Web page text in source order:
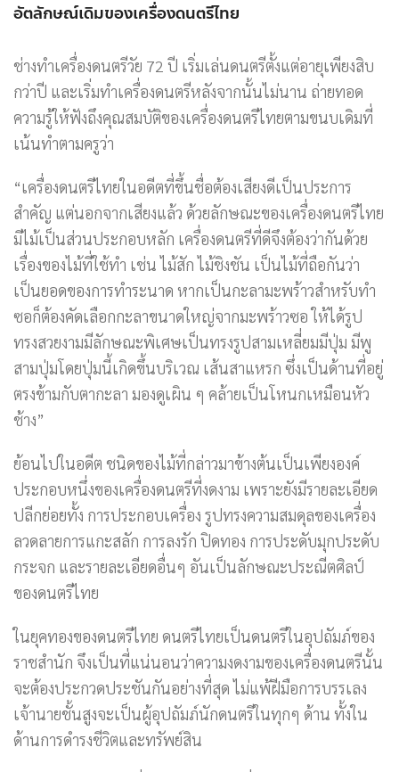
อัตลักษณ์เดิมของเครื่องดนตรีไทย
ช่างทำเครื่องดนตรีวัย 72 ปี เริ่มเล่นดนตรีตั้งแต่อายุเพียงสิบ
กว่าปี และเริ่มทำเครื่องดนตรีหลังจากนั้นไม่นาน ถ่ายทอด
ความรู้ให้ฟังถึงคุณสมบัติของเครื่องดนตรีไทยตามขนบเดิมที่
เน้นทำตามครูว่า
“เครื่องดนตรีไทยในอดีตที่ขึ้นชื่อต้องเสียงดีเป็นประการ
สำคัญ แต่นอกจากเสียงแล้ว ด้วยลักษณะของเครื่องดนตรีไทย
มีไม้เป็นส่วนประกอบหลัก เครื่องดนตรีที่ดีจึงต้องว่ากันด้วย
เรื่องของไม้ที่ใช้ทำ เช่น ไม้สัก ไม้ชิงชัน เป็นไม้ที่ถือกันว่า
เป็นยอดของการทำระนาด หากเป็นกะลามะพร้าวสำหรับทำ
ซอก็ต้องคัดเลือกกะลาขนาดใหญ่จากมะพร้าวซอ ให้ได้รูป
ทรงสวยงามมีลักษณะพิเศษเป็นทรงรูปสามเหลี่ยมมีปุ่ม มีพู
สามปุ่มโดยปุ่มนี้เกิดขึ้นบริเวณ เส้นสาแหรก ซึ่งเป็นด้านที่อยู่
ตรงข้ามกับตากะลา มองดูเผิน ๆ คล้ายเป็นโหนกเหมือนหัว
ช้าง”
ย้อนไปในอดีต ชนิดของไม้ที่กล่าวมาข้างต้นเป็นเพียงองค์
ประกอบหนึ่งของเครื่องดนตรีที่งดงาม เพราะยังมีรายละเอียด
ปลีกย่อยทั้ง การประกอบเครื่อง รูปทรงความสมดุลของเครื่อง
ลวดลายการแกะสลัก การลงรัก ปิดทอง การประดับมุกประดับ
กระจก และรายละเอียดอื่นๆ อันเป็นลักษณะประณีตศิลป์
ของดนตรีไทย
ในยุคทองของดนตรีไทย ดนตรีไทยเป็นดนตรีในอุปถัมภ์ของ
ราชสำนัก จึงเป็นที่แน่นอนว่าความงดงามของเครื่องดนตรีนั้น
จะต้องประกวดประชันกันอย่างที่สุด ไม่แพ้ฝีมือการบรรเลง
เจ้านายชั้นสูงจะเป็นผู้อุปถัมภ์นักดนตรีในทุกๆ ด้าน ทั้งใน
ด้านการดำรงชีวิตและทรัพย์สิน